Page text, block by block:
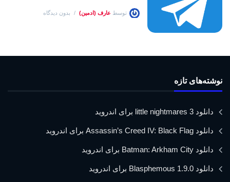
توسط عارف (ادمین) بدون دیدگاه
نوشته‌های تازه
دانلود little nightmares 3 برای اندروید
دانلود Assassin’s Creed IV: Black Flag برای اندروید
دانلود Batman: Arkham City برای اندروید
دانلود Blasphemous 1.9.0 برای اندروید